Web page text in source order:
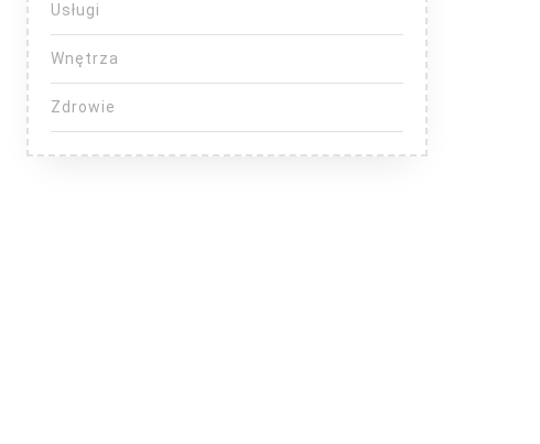
Usługi
Wnętrza
Zdrowie